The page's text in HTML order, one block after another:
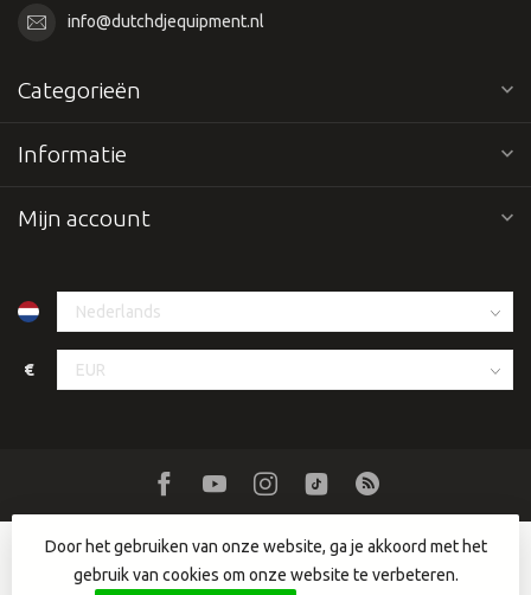
info@dutchdjequipment.nl
Categorieën
Informatie
Mijn account
€
© Copyright 2026 Dutch DJ Equipment- Powered byLightspeed
Door het gebruiken van onze website, ga je akkoord met het
gebruik van cookies om onze website te verbeteren.